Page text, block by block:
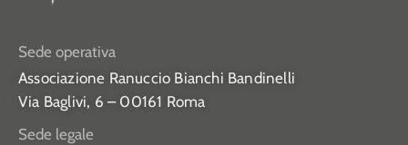
Sede operativa
Associazione Ranuccio Bianchi Bandinelli
Via Baglivi, 6 – 00161 Roma
Sede legale